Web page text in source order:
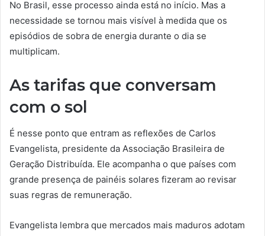
No Brasil, esse processo ainda está no início. Mas a
necessidade se tornou mais visível à medida que os
episódios de sobra de energia durante o dia se
multiplicam.
As tarifas que conversam
com o sol
É nesse ponto que entram as reflexões de Carlos
Evangelista, presidente da Associação Brasileira de
Geração Distribuída. Ele acompanha o que países com
grande presença de painéis solares fizeram ao revisar
suas regras de remuneração.
Evangelista lembra que mercados mais maduros adotam